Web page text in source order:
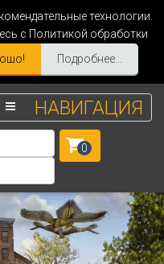
технологии.
с Политикой обработки
Подробнее...
НАВИГАЦИЯ
0